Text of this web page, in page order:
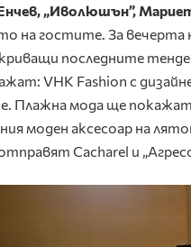
„Иволюшън”,
на гостите. За
последните
VHK Fashion с
Плажна мода ще
моден аксесоар на
Cacharel и